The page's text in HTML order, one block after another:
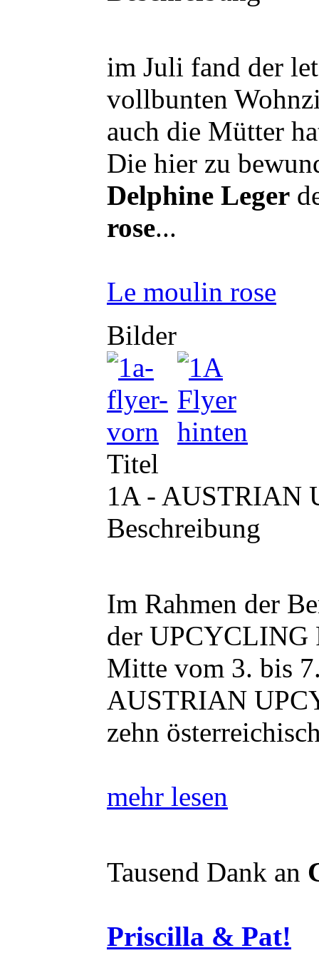
im Juli fand der
vollbunten
auch die Mütter
Die hier zu
Delphine Leger
rose...
Le moulin rose
Bilder
Titel
1A - AUSTRIAN
Beschreibung
Im Rahmen der
der UPCYCLING
Mitte vom 3. bis
AUSTRIAN
zehn
mehr lesen
Tausend Dank an
Priscilla & Pat!